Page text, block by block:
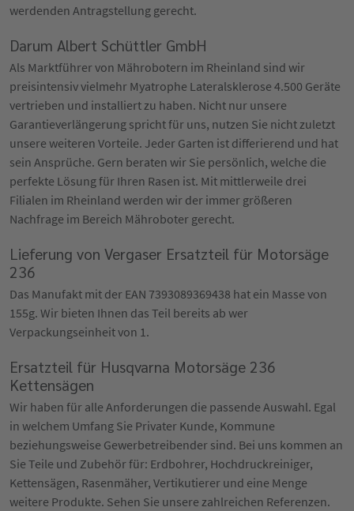
werdenden Antragstellung gerecht.
Darum Albert Schüttler GmbH
Als Marktführer von Mährobotern im Rheinland sind wir
preisintensiv vielmehr Myatrophe Lateralsklerose 4.500 Geräte
vertrieben und installiert zu haben. Nicht nur unsere
Garantieverlängerung spricht für uns, nutzen Sie nicht zuletzt
unsere weiteren Vorteile. Jeder Garten ist differierend und hat
sein Ansprüche. Gern beraten wir Sie persönlich, welche die
perfekte Lösung für Ihren Rasen ist. Mit mittlerweile drei
Filialen im Rheinland werden wir der immer größeren
Nachfrage im Bereich Mähroboter gerecht.
Lieferung von Vergaser Ersatzteil für Motorsäge
236
Das Manufakt mit der EAN 7393089369438 hat ein Masse von
155g. Wir bieten Ihnen das Teil bereits ab wer
Verpackungseinheit von 1.
Ersatzteil für Husqvarna Motorsäge 236
Kettensägen
Wir haben für alle Anforderungen die passende Auswahl. Egal
in welchem Umfang Sie Privater Kunde, Kommune
beziehungsweise Gewerbetreibender sind. Bei uns kommen an
Sie Teile und Zubehör für: Erdbohrer, Hochdruckreiniger,
Kettensägen, Rasenmäher, Vertikutierer und eine Menge
weitere Produkte. Sehen Sie unsere zahlreichen Referenzen.